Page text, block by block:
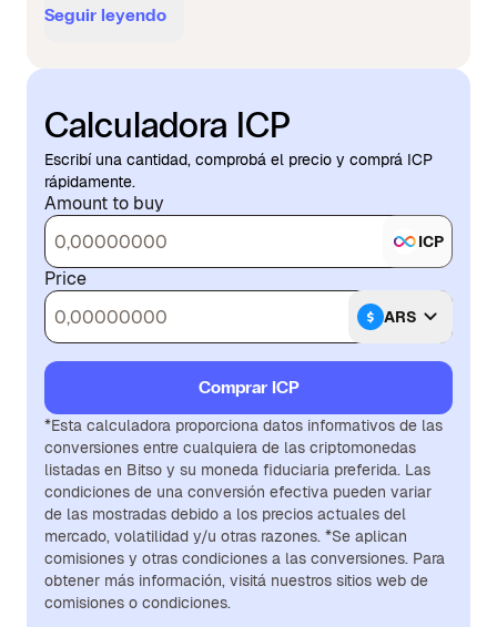
Seguir leyendo
Calculadora ICP
Escribí una cantidad, comprobá el precio y comprá ICP
rápidamente.
Amount to buy
ICP
Price
ARS
Comprar ICP
*Esta calculadora proporciona datos informativos de las
conversiones entre cualquiera de las criptomonedas
listadas en Bitso y su moneda fiduciaria preferida. Las
condiciones de una conversión efectiva pueden variar
de las mostradas debido a los precios actuales del
mercado, volatilidad y/u otras razones. *Se aplican
comisiones y otras condiciones a las conversiones. Para
obtener más información, visitá nuestros sitios web de
comisiones o condiciones.